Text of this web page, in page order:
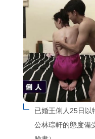
已婚王俐人25日以
公林琮軒的態度備